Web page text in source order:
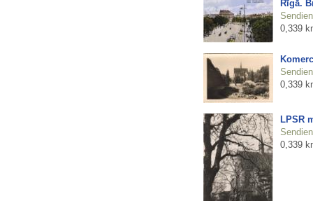
Rīgā.
0,339
0,339
LPSR
0,339